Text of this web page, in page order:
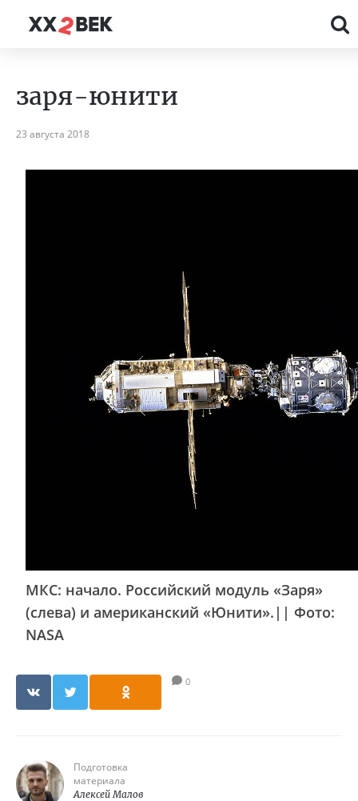
заря-юнити
23 августа 2018
МКС: начало. Российский модуль «Заря»
(слева) и американский «Юнити».|| Фото:
NASA
0
Подготовка
материала
Алексей Малов